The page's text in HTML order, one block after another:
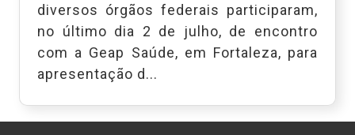
diversos órgãos federais participaram,
no último dia 2 de julho, de encontro
com a Geap Saúde, em Fortaleza, para
apresentação d...